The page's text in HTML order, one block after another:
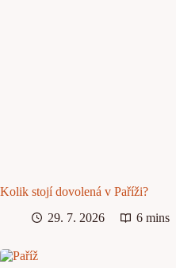
Kolik stojí dovolená v Paříži?
29. 7. 2026
6 mins